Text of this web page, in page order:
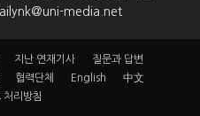
media.net
지난 연재기사
질문과 답변
협력단체 English
中文
처리방침